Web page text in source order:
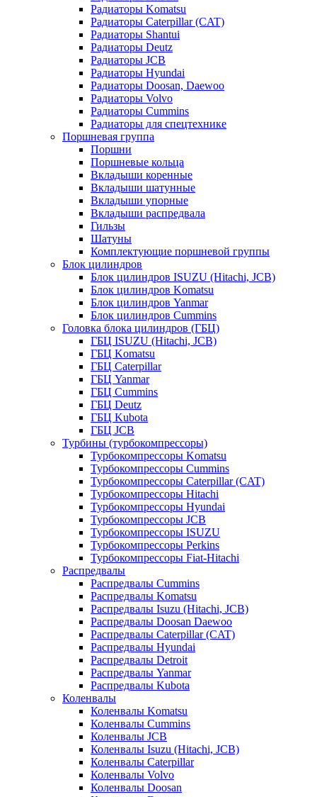
Радиаторы Komatsu
Радиаторы Caterpillar (CAT)
Радиаторы Shantui
Радиаторы Deutz
Радиаторы JCB
Радиаторы Hyundai
Радиаторы Doosan, Daewoo
Радиаторы Volvo
Радиаторы Cummins
Радиаторы для спецтехнике
Поршневая группа
Поршни
Поршневые кольца
Вкладыши коренные
Вкладыши шатунные
Вкладыши упорные
Вкладыши распредвала
Гильзы
Шатуны
Комплектующие поршневой группы
Блок цилиндров
Блок цилиндров ISUZU (Hitachi, JCB)
Блок цилиндров Komatsu
Блок цилиндров Yanmar
Блок цилиндров Cummins
Головка блока цилиндров (ГБЦ)
ГБЦ ISUZU (Hitachi, JCB)
ГБЦ Komatsu
ГБЦ Caterpillar
ГБЦ Yanmar
ГБЦ Cummins
ГБЦ Deutz
ГБЦ Kubota
ГБЦ JCB
Турбины (турбокомпрессоры)
Турбокомпрессоры Komatsu
Турбокомпрессоры Cummins
Турбокомпрессоры Caterpillar (CAT)
Турбокомпрессоры Hitachi
Турбокомпрессоры Hyundai
Турбокомпрессоры JCB
Турбокомпрессоры ISUZU
Турбокомпрессоры Perkins
Турбокомпрессоры Fiat-Hitachi
Распредвалы
Распредвалы Cummins
Распредвалы Komatsu
Распредвалы Isuzu (Hitachi, JCB)
Распредвалы Doosan Daewoo
Распредвалы Caterpillar (CAT)
Распредвалы Hyundai
Распредвалы Detroit
Распредвалы Yanmar
Распредвалы Kubota
Коленвалы
Коленвалы Komatsu
Коленвалы Cummins
Коленвалы JCB
Коленвалы Isuzu (Hitachi, JCB)
Коленвалы Caterpillar
Коленвалы Volvo
Коленвалы Doosan